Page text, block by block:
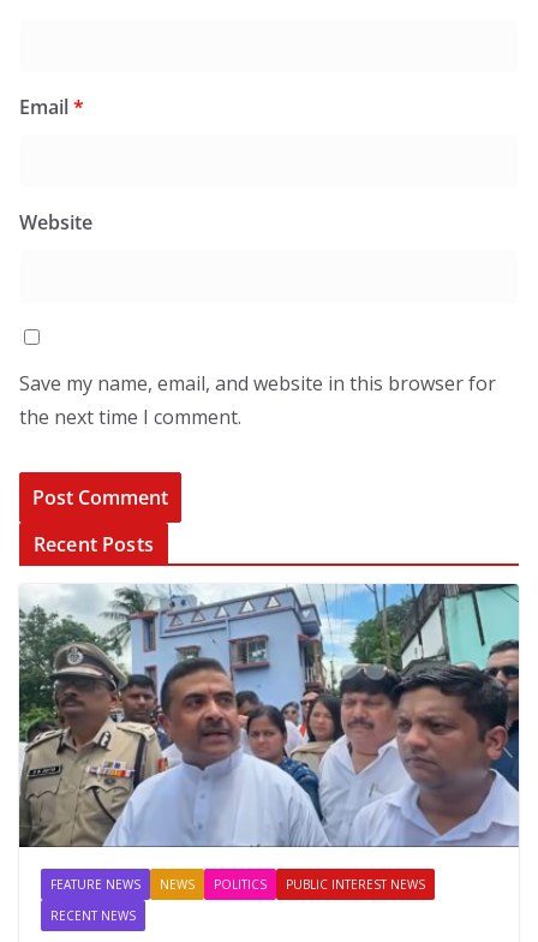
Email*
Website
Save my name, email, and website in this browser for
the next time I comment.
Recent Posts
FEATURE NEWS NEWS POLITICS
PUBLIC INTEREST NEWS
RECENT NEWS